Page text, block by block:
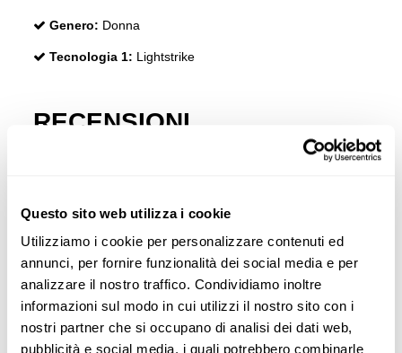
Questo sito web utilizza i cookie
Utilizziamo i cookie per personalizzare contenuti ed
annunci, per fornire funzionalità dei social media e per
analizzare il nostro traffico. Condividiamo inoltre
informazioni sul modo in cui utilizzi il nostro sito con i
nostri partner che si occupano di analisi dei dati web,
pubblicità e social media, i quali potrebbero combinarle
Genero: Donna
Tecnologia 1: Lightstrike
RECENSIONI